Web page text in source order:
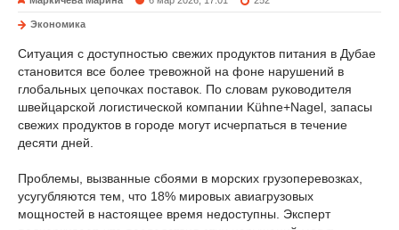
Экономика
Ситуация с доступностью свежих продуктов питания в Дубае
становится все более тревожной на фоне нарушений в
глобальных цепочках поставок. По словам руководителя
швейцарской логистической компании Kühne+Nagel, запасы
свежих продуктов в городе могут исчерпаться в течение
десяти дней.
Проблемы, вызванные сбоями в морских грузоперевозках,
усугубляются тем, что 18% мировых авиагрузовых
мощностей в настоящее время недоступны. Эксперт